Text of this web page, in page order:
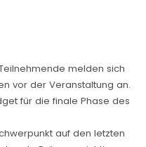
melden sich
vor der Veranstaltung an.
für die finale Phase des
auf den letzten